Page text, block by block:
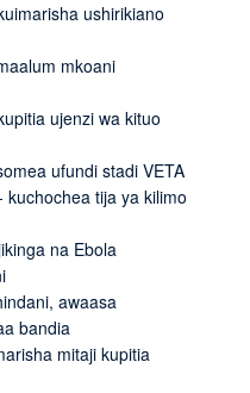
ushirikiano
mkoani
ujenzi wa kituo
ufundi stadi VETA
tija ya kilimo
na Ebola
awaasa
bandia
mitaji kupitia